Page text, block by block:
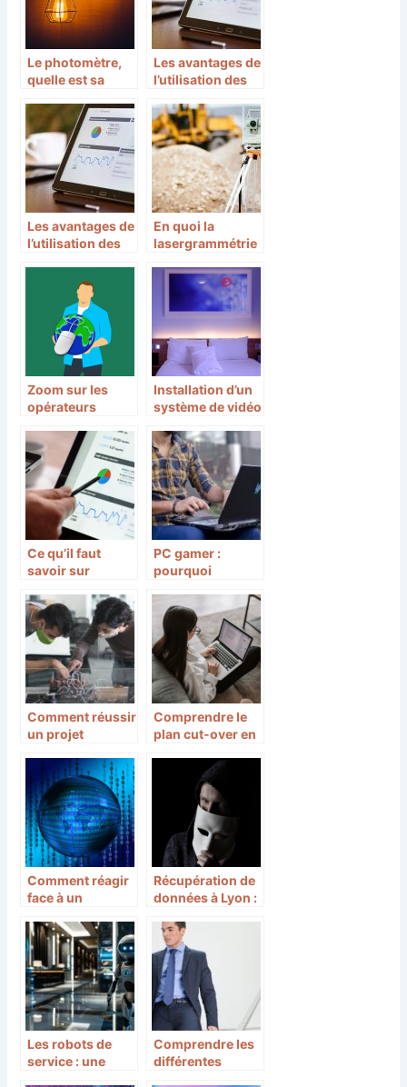
Le photomètre,
quelle est sa
Les avantages de
l’utilisation des
de sites web
Les avantages de
l’utilisation des
de sites web
En quoi la
lasergrammétrie
importante ?
Zoom sur les
opérateurs
réseaux et
télécoms
Installation d’un
système de vidéo
dans les hôtels :
importance et
fonctionnement
Ce qu’il faut
savoir sur
de la prospection
PC gamer :
pourquoi
puissance de la
carte graphique à
celles des autres
composants ?
Comment réussir
un projet
en industrie ?
Comprendre le
plan cut-over en
Comment réagir
face à un
points essentiels
Récupération de
données à Lyon :
faire appel à des
experts
Les robots de
service : une
Comprendre les
différentes